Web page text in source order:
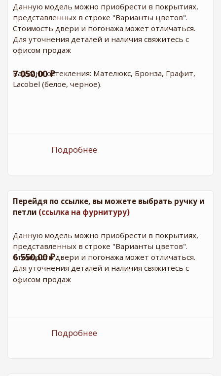
Данную модель можно приобрести в покрытиях,
представленных в строке "Варианты цветов".
Стоимость двери и погонажа может отличаться.
Для уточнения деталей и наличия свяжитесь с
офисом продаж
Вариант остекления: Мателюкс, Бронза, Графит,
Lacobel (белое, черное).
7 050,00 ₽
Подробнее
Перейдя по ссылке, вы можете выбрать ручку и
петли (ссылка на фурнитуру)
Данную модель можно приобрести в покрытиях,
представленных в строке "Варианты цветов".
Стоимость двери и погонажа может отличаться.
Для уточнения деталей и наличия свяжитесь с
офисом продаж
6 550,00 ₽
Подробнее